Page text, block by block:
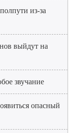
из-за
выйдут на
звучание
опасный